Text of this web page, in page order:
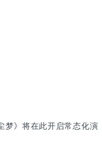
梦》将在此开启常态化演